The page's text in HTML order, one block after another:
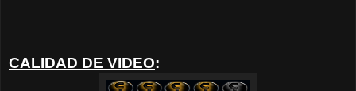
CALIDAD DE VIDEO: